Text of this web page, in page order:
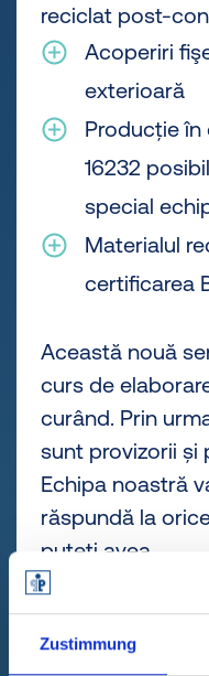
Zustimmung
reciclat post-
Acoperiri
exterioară
Producție
16232
special
Materialul
certificarea
Această nouă
curs de
curând. Prin
sunt provizorii și
Echipa noastră
răspundă la
puteți avea.
Descoperiți toate